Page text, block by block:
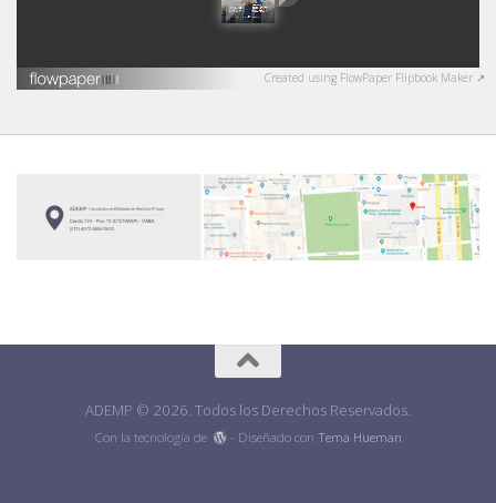
Created using FlowPaper Flipbook Maker ↗
ADEMP © 2026. Todos los Derechos Reservados.
Con la tecnología de - Diseñado con Tema Hueman